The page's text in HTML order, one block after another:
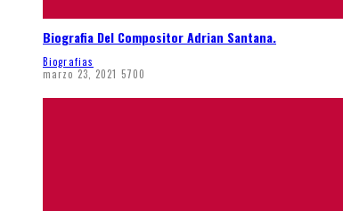
Biografia Del Compositor Adrian Santana.
Biografias
marzo 23, 2021 5700